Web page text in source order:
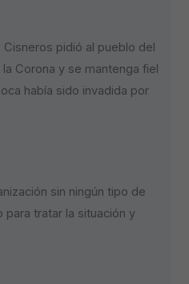
pidió al pueblo del
Corona y se mantenga fiel
había sido invadida por
sin ningún tipo de
para tratar la situación y